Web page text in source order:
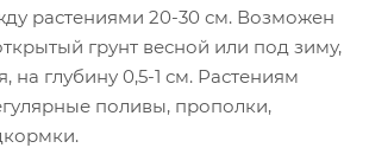
растениями 20-30 см. Возможен
грунт весной или под зиму,
на глубину 0,5-1 см. Растениям
поливы, прополки,